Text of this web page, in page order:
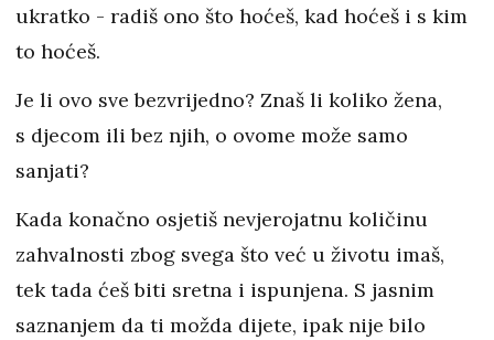
ukratko - radiš ono što hoćeš, kad hoćeš i s kim
to hoćeš.
Je li ovo sve bezvrijedno? Znaš li koliko žena,
s djecom ili bez njih, o ovome može samo
sanjati?
Kada konačno osjetiš nevjerojatnu količinu
zahvalnosti zbog svega što već u životu imaš,
tek tada ćeš biti sretna i ispunjena. S jasnim
saznanjem da ti možda dijete, ipak nije bilo